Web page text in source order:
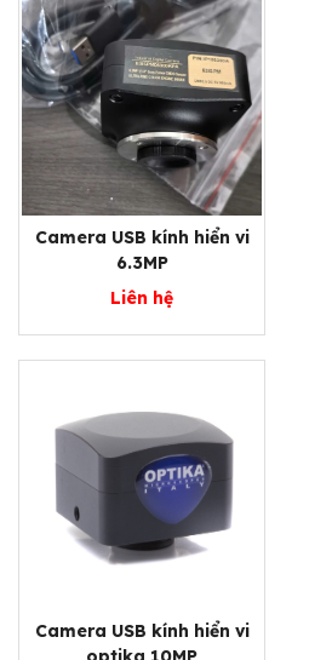
Camera USB kính hiển vi
6.3MP
Liên hệ
Camera USB kính hiển vi